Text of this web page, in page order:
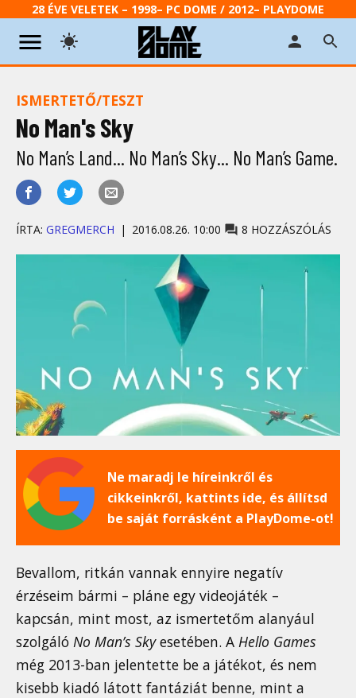
28 ÉVE VELETEK – 1998– PC DOME / 2012– PLAYDOME
ISMERTETŐ/TESZT
No Man's Sky
No Man’s Land... No Man’s Sky... No Man’s Game.
ÍRTA: GREGMERCH 2016.08.26. 10:00 8 HOZZÁSZÓLÁS
Ne maradj le híreinkről és
cikkeinkről, kattints ide, és állítsd
be saját forrásként a PlayDome-ot!
Bevallom, ritkán vannak ennyire negatív
érzéseim bármi – pláne egy videojáték –
kapcsán, mint most, az ismertetőm alanyául
szolgáló No Man’s Skyesetében. A Hello Games
még 2013-ban jelentette be a játékot, és nem
kisebb kiadó látott fantáziát benne, mint a